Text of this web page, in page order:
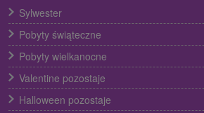
Sylwester
Pobyty świąteczne
Pobyty wielkanocne
Valentine pozostaje
Halloween pozostaje